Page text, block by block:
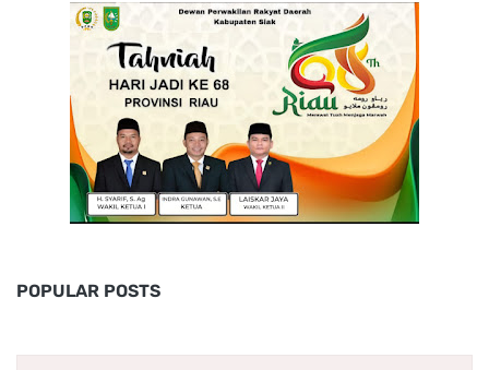
POPULAR POSTS